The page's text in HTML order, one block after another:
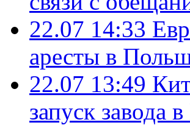
22.07 14:33
аресты в
22.07 13:49
запуск завода